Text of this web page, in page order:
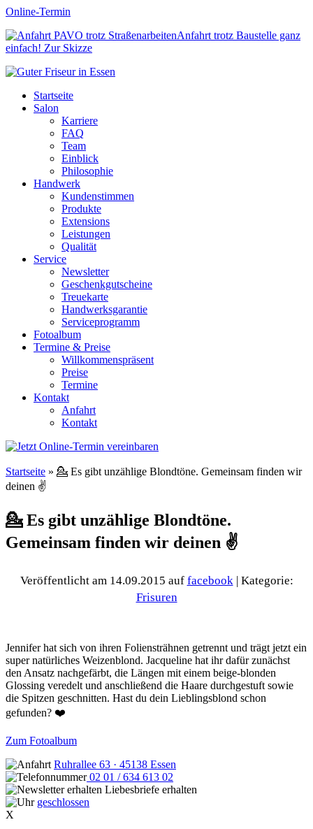
Online-Termin
Anfahrt trotz Baustelle ganz
einfach! Zur Skizze
Startseite
Salon
Karriere
FAQ
Team
Einblick
Philosophie
Handwerk
Kundenstimmen
Produkte
Extensions
Leistungen
Qualität
Service
Newsletter
Geschenkgutscheine
Treuekarte
Handwerksgarantie
Serviceprogramm
Fotoalbum
Termine & Preise
Willkommenspräsent
Preise
Termine
Kontakt
Anfahrt
Kontakt
Startseite » 💁 Es gibt unzählige Blondtöne. Gemeinsam finden wir
deinen ✌
💁 Es gibt unzählige Blondtöne.
Gemeinsam finden wir deinen ✌
Veröffentlicht am 14.09.2015 auf facebook | Kategorie:
Frisuren
Jennifer hat sich von ihren Foliensträhnen getrennt und trägt jetzt ein
super natürliches Weizenblond. Jacqueline hat ihr dafür zunächst
den Ansatz nachgefärbt, die Längen mit einem beige-blonden
Glossing veredelt und anschließend die Haare durchgestuft sowie
die Spitzen geschnitten. Hast du dein Lieblingsblond schon
gefunden? ❤️
Zum Fotoalbum
Ruhrallee 63 · 45138 Essen
02 01 / 634 613 02
Liebesbriefe erhalten
geschlossen
X